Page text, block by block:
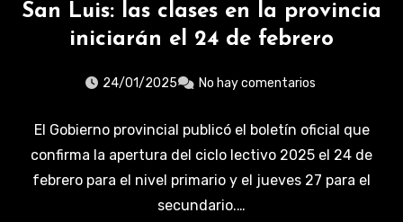
San Luis: las clases en la provincia
iniciarán el 24 de febrero
24/01/2025 No hay comentarios
El Gobierno provincial publicó el boletín oficial que
confirma la apertura del ciclo lectivo 2025 el 24 de
febrero para el nivel primario y el jueves 27 para el
secundario.…